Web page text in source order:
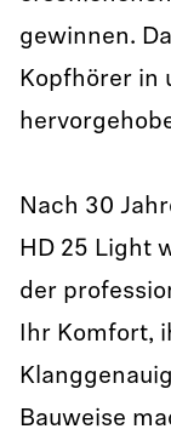
gewinnen.
Kopfhörer in
Nach 30
HD 25 Light
der
Ihr Komfort,
Bauweise